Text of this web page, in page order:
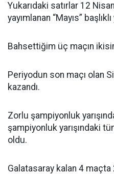
Yukarıdaki satırlar 12
yayımlanan “Mayıs”
Bahsettiğim üç maçın
Periyodun son maçı olan
kazandı.
Zorlu şampiyonluk
şampiyonluk yarışındaki
oldu.
Galatasaray kalan 4 maçta